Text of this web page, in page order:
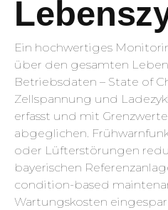
Ein hochwertiges
über den gesamten
Betriebsdaten – State of
Zellspannung und
erfasst und mit
abgeglichen.
oder Lüfterstörungen
bayerischen
condition-based
Wartungskosten